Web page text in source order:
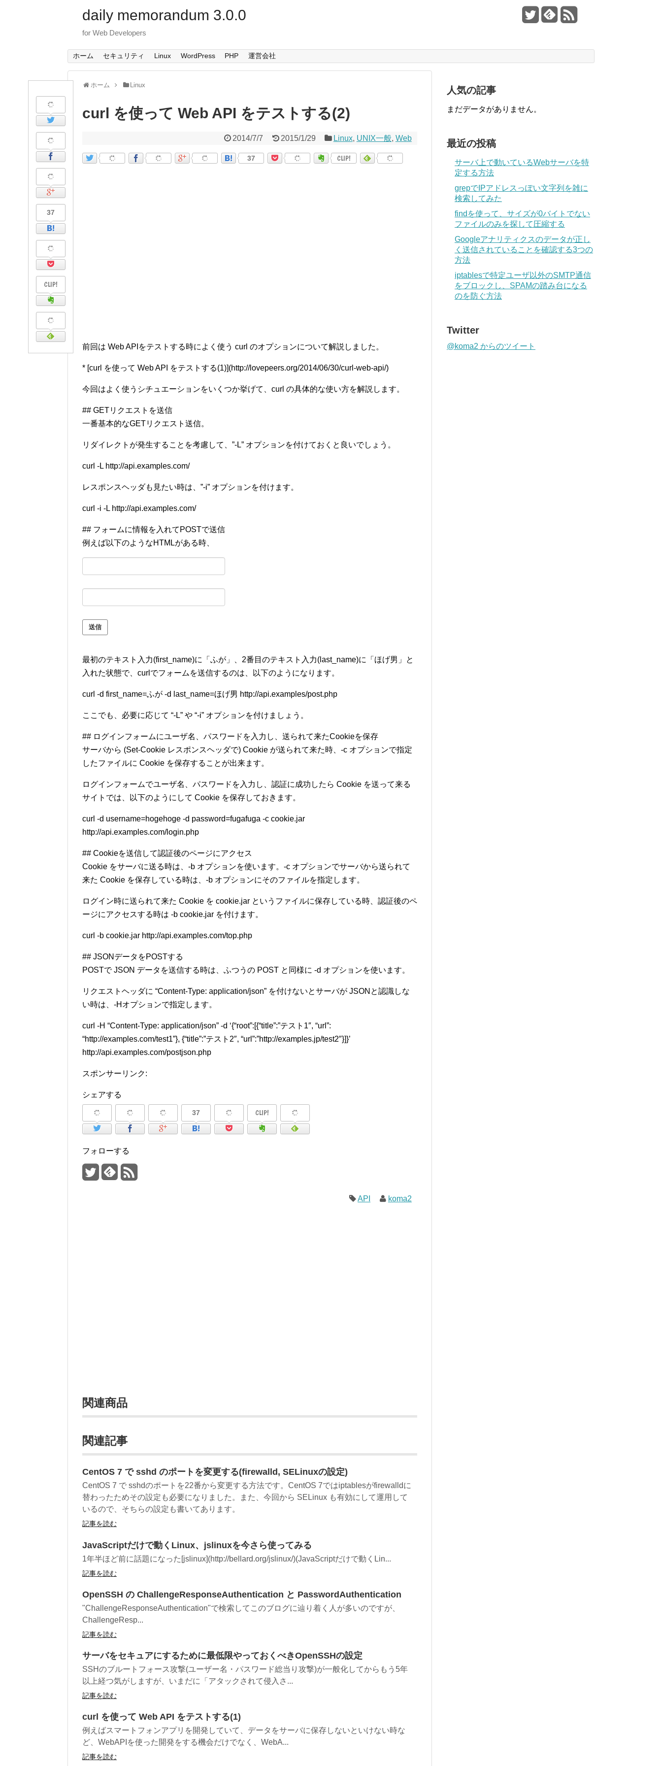
daily memorandum 3.0.0
for Web Developers
ホーム セキュリティ Linux WordPress PHP 運営会社
ホーム Linux
37
CLIP!
curl を使って Web API をテストする(2)
2014/7/7 2015/1/29 Linux, UNIX一般, Web
37 CLIP!
前回は Web APIをテストする時によく使う curl のオプションについて解説しました。
* [curl を使って Web API をテストする(1)](http://lovepeers.org/2014/06/30/curl-web-api/)
今回はよく使うシチュエーションをいくつか挙げて、curl の具体的な使い方を解説します。
## GETリクエストを送信
一番基本的なGETリクエスト送信。
リダイレクトが発生することを考慮して、”-L” オプションを付けておくと良いでしょう。
curl -L http://api.examples.com/
レスポンスヘッダも見たい時は、”-i” オプションを付けます。
curl -i -L http://api.examples.com/
## フォームに情報を入れてPOSTで送信
例えば以下のようなHTMLがある時、
最初のテキスト入力(first_name)に「ふが」、2番目のテキスト入力(last_name)に「ほげ男」と
入れた状態で、curlでフォームを送信するのは、以下のようになります。
curl -d first_name=ふが -d last_name=ほげ男 http://api.examples/post.php
ここでも、必要に応じて “-L” や “-i” オプションを付けましょう。
## ログインフォームにユーザ名、パスワードを入力し、送られて来たCookieを保存
サーバから (Set-Cookie レスポンスヘッダで) Cookie が送られて来た時、-c オプションで指定
したファイルに Cookie を保存することが出来ます。
ログインフォームでユーザ名、パスワードを入力し、認証に成功したら Cookie を送って来る
サイトでは、以下のようにして Cookie を保存しておきます。
curl -d username=hogehoge -d password=fugafuga -c cookie.jar
http://api.examples.com/login.php
## Cookieを送信して認証後のページにアクセス
Cookie をサーバに送る時は、-b オプションを使います。-c オプションでサーバから送られて
来た Cookie を保存している時は、-b オプションにそのファイルを指定します。
ログイン時に送られて来た Cookie を cookie.jar というファイルに保存している時、認証後のペ
ージにアクセスする時は -b cookie.jar を付けます。
curl -b cookie.jar http://api.examples.com/top.php
## JSONデータをPOSTする
POSTで JSON データを送信する時は、ふつうの POST と同様に -d オプションを使います。
リクエストヘッダに “Content-Type: application/json” を付けないとサーバが JSONと認識しな
い時は、-Hオプションで指定します。
curl -H “Content-Type: application/json” -d ‘{“root”:[{“title”:”テスト1″, “url”:
“http://examples.com/test1”}, {“title”:”テスト2″, “url”:”http://examples.jp/test2″}]}’
http://api.examples.com/postjson.php
スポンサーリンク:
シェアする
37 CLIP!
フォローする
API koma2
関連商品
関連記事
CentOS 7 で sshd のポートを変更する(firewalld, SELinuxの設定)
CentOS 7 で sshdのポートを22番から変更する方法です。CentOS 7ではiptablesがfirewalldに
替わったためその設定も必要になりました。また、今回から SELinux も有効にして運用して
いるので、そちらの設定も書いてあります。
記事を読む
JavaScriptだけで動くLinux、jslinuxを今さら使ってみる
1年半ほど前に話題になった[jslinux](http://bellard.org/jslinux/)(JavaScriptだけで動くLin...
記事を読む
OpenSSH の ChallengeResponseAuthentication と PasswordAuthentication
"ChallengeResponseAuthentication"で検索してこのブログに辿り着く人が多いのですが、
ChallengeResp...
記事を読む
サーバをセキュアにするために最低限やっておくべきOpenSSHの設定
SSHのブルートフォース攻撃(ユーザー名・パスワード総当り攻撃)が一般化してからもう5年
以上経つ気がしますが、いまだに「アタックされて侵入さ...
記事を読む
curl を使って Web API をテストする(1)
例えばスマートフォンアプリを開発していて、データをサーバに保存しないといけない時な
ど、WebAPIを使った開発をする機会だけでなく、WebA...
記事を読む
人気の記事
まだデータがありません。
最近の投稿
サーバ上で動いているWebサーバを特
定する方法
grepでIPアドレスっぽい文字列を雑に
検索してみた
findを使って、サイズが0バイトでない
ファイルのみを探して圧縮する
Googleアナリティクスのデータが正し
く送信されていることを確認する3つの
方法
iptablesで特定ユーザ以外のSMTP通信
をブロックし、SPAMの踏み台になる
のを防ぐ方法
Twitter
@koma2 からのツイート